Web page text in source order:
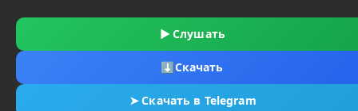
▶ Слушать
⬇Скачать
➤Скачать в Telegram